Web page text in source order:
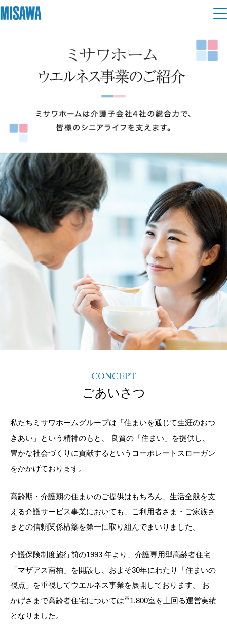
[注文住宅]
商品ラインアップ
デザイン
テクノロジー（住まいの性能）
建築事例・建築実例
デザイナーズギャラリー
インテリア
住まいづくりガイド
分譲住宅（建売・土地）検索
中古住宅検索
住まいの売却
住まいづくりを楽しく学べるデジタルラウンジです。
土地活用
個人のお客さま
賃貸住宅
賃貸併用住宅
店舗・各種施設
土地活用モデルルーム見学
土地活用実例
法人のお客さま
企業不動産活用（CRE）戦略
医療・介護・子育て・障がい福祉施設
これから土地活用・賃貸経営をご検討の方
ホームラウンジ 土地活用・賃貸経営
リフォーム
戸建て・マンション
ミサワリフォームとは
リフォームの流れ
リフォームメニュー
リフォーム事例
事業用リノベーション
ホテル・旅館リフォーム
これからリフォームをご検討の方
実例動画や基礎知識、収納の工夫など、理想の住まいを叶えるリフ
ォームの具体策とアイデアを豊富にご用意しています。
ホームラウンジ リフォーム
まちづくり
複合開発・投資開発
複合開発事業（ASMACI-アスマチ-）
再開発・官民連携事業
分譲マンション開発事業
収益不動産・投資開発事業
建築再生事業
すべてのフィールドに新しい価値をデザインし、持続可能な未来志
ミサワゼネラルソリューション
オーナーサポート
サポートメニュー
住まいるりんぐ（ロングサポート）
保証制度
アフターメンテナンス
ミサワリフォーム
ミサワホームオーナーさま・リフォーム工事ご契約者さまとミサワ
ホームを結ぶコミュニケーションサイト。お得・便利・安心なコン
テンツや、ミサワホームからの大切なお知らせなど配信していま
ミサワオーナーズクラブ
企業・IR情報
企業・IR
MISAWAについて
ミサワホームグループ
IR情報
採用情報
新卒者採用
障がい者採用
海外事業
展示場・ イベント情報
カタログ請求
住まいのご相談
CONCEPT
ごあいさつ
私たちミサワホームグループは「住まいを通じて生涯のおつ
きあい」という精神のもと、
良質の「住まい」を提供し、
豊かな社会づくりに貢献するというコーポレートスローガン
をかかげております。
高齢期・介護期の住まいのご提供はもちろん、生活全般を支
える介護サービス事業においても、
ご利用者さま・ご家族さ
まとの信頼関係構築を第一に取り組んでまいりました。
介護保険制度施行前の1993 年より、介護専用型高齢者住宅
「マザアス南柏」を開設し、 およそ30年にわたり「住まいの
視点」を重視してウエルネス事業を展開しております。
お
かげさまで高齢者住宅については※1,800室を上回る運営実績
となりました。